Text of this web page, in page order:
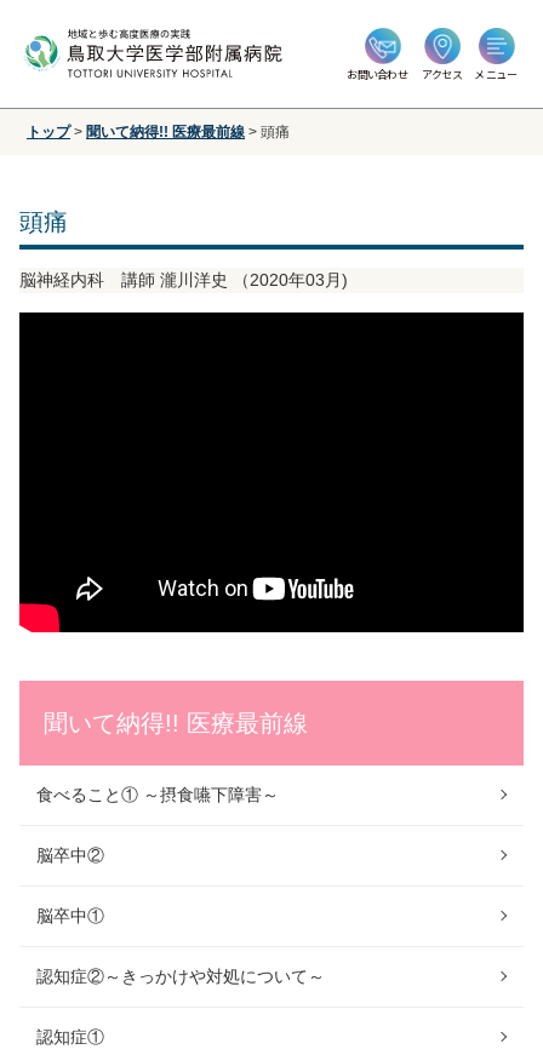
お問い合わせ アクセス メニュー
トップ > 聞いて納得!! 医療最前線 > 頭痛
頭痛
脳神経内科 講師 瀧川洋史 （2020年03月)
聞いて納得!! 医療最前線
食べること① ～摂食嚥下障害～
脳卒中②
脳卒中①
認知症②～きっかけや対処について～
認知症①